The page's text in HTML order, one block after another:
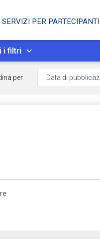
SERVIZI PER PARTECIPANTI
i filtri
per